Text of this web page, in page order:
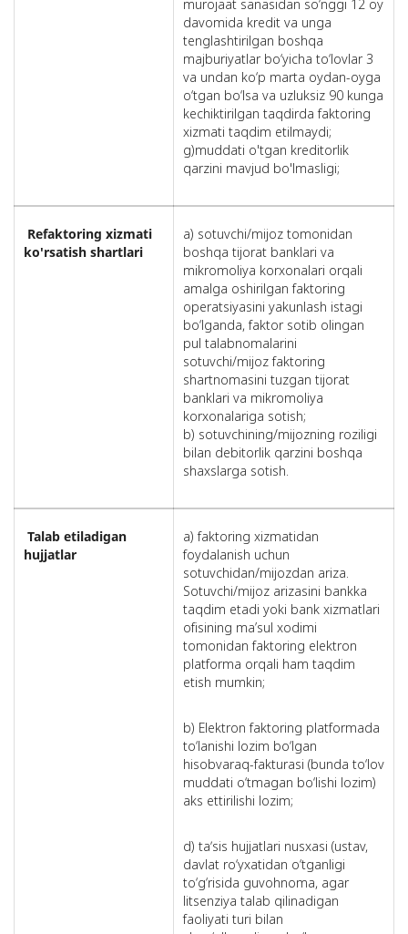
murojaat sanasidan so‘nggi 12 oy
davomida kredit va unga
tenglashtirilgan boshqa
majburiyatlar bo‘yicha to‘lovlar 3
va undan ko‘p marta oydan-oyga
o‘tgan bo‘lsa va uzluksiz 90 kunga
kechiktirilgan taqdirda faktoring
xizmati taqdim etilmaydi;
g)muddati o'tgan kreditorlik
qarzini mavjud bo'lmasligi;
Refaktoring xizmati
ko'rsatish shartlari
a) sotuvchi/mijoz tomonidan
boshqa tijorat banklari va
mikromoliya korxonalari orqali
amalga oshirilgan faktoring
operatsiyasini yakunlash istagi
bo‘lganda, faktor sotib olingan
pul talabnomalarini
sotuvchi/mijoz faktoring
shartnomasini tuzgan tijorat
banklari va mikromoliya
korxonalariga sotish;
b) sotuvchining/mijozning roziligi
bilan debitorlik qarzini boshqa
shaxslarga sotish.
Talab etiladigan
hujjatlar
a) faktoring xizmatidan
foydalanish uchun
sotuvchidan/mijozdan ariza.
Sotuvchi/mijoz arizasini bankka
taqdim etadi yoki bank xizmatlari
ofisining ma’sul xodimi
tomonidan faktoring elektron
platforma orqali ham taqdim
etish mumkin;
b) Elektron faktoring platformada
to‘lanishi lozim bo‘lgan
hisobvaraq-fakturasi (bunda to‘lov
muddati o‘tmagan bo‘lishi lozim)
aks ettirilishi lozim;
d) taʼsis hujjatlari nusxasi (ustav,
davlat ro‘yxatidan o‘tganligi
to‘g‘risida guvohnoma, agar
litsenziya talab qilinadigan
faoliyati turi bilan